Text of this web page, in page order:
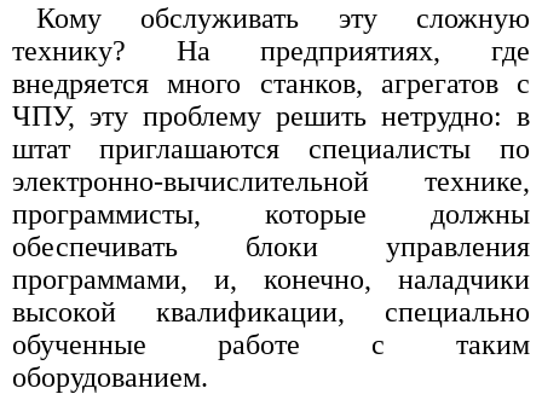
Кому обслуживать эту сложную
технику? На предприятиях, где
внедряется много станков, агрегатов с
ЧПУ, эту проблему решить нетрудно: в
штат приглашаются специалисты по
электронно-вычислительной технике,
программисты, которые должны
обеспечивать блоки управления
программами, и, конечно, наладчики
высокой квалификации, специально
обученные работе с таким
оборудованием.